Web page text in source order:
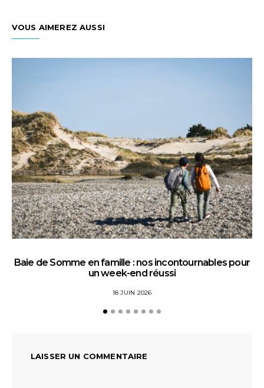
VOUS AIMEREZ AUSSI
Baie de Somme en famille : nos incontournables pour
un week-end réussi
18 JUIN 2026
LAISSER UN COMMENTAIRE